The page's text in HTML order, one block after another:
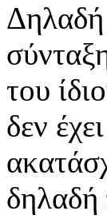
Δηλαδή
του
δεν
δηλαδή